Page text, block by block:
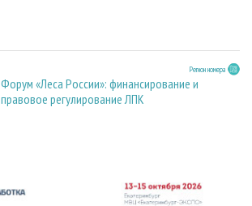
Регион номера
Форум «Леса России»: финансирование и
правовое регулирование ЛПК